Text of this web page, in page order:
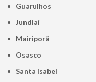
Guarulhos
Jundiaí
Mairiporã
Osasco
Santa Isabel